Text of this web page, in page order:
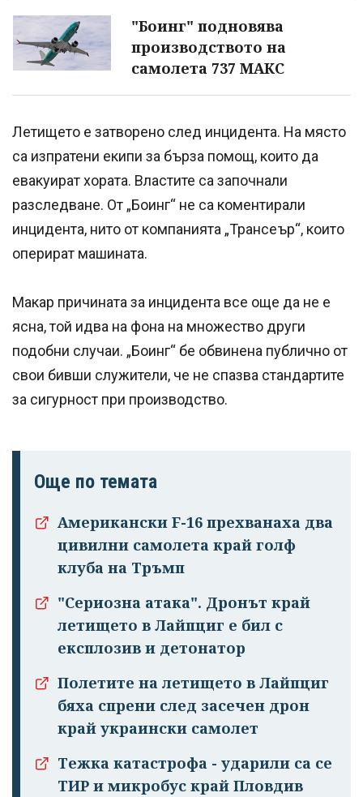
"Боинг" подновява
производството на
самолета 737 МАКС
Летището е затворено след инцидента. На място
са изпратени екипи за бърза помощ, които да
евакуират хората. Властите са започнали
разследване. От „Боинг“ не са коментирали
инцидента, нито от компанията „Трансеър“, които
оперират машината.
Макар причината за инцидента все още да не е
ясна, той идва на фона на множество други
подобни случаи. „Боинг“ бе обвинена публично от
свои бивши служители, че не спазва стандартите
за сигурност при производство.
Още по темата
Американски F-16 прехванаха два
цивилни самолета край голф
клуба на Тръмп
"Сериозна атака". Дронът край
летището в Лайпциг е бил с
експлозив и детонатор
Полетите на летището в Лайпциг
бяха спрени след засечен дрон
край украински самолет
Тежка катастрофа - ударили са се
ТИР и микробус край Пловдив